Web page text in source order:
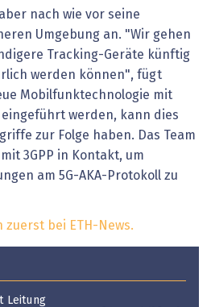
nach wie vor seine
Umgebung an. "Wir gehen
Tracking-Geräte künftig
werden können", fügt
Mobilfunktechnologie mit
werden, kann dies
zur Folge haben. Das Team
3GPP in Kontakt, um
am 5G-AKA-Protokoll zu
zuerst bei ETH-News.
Leitung